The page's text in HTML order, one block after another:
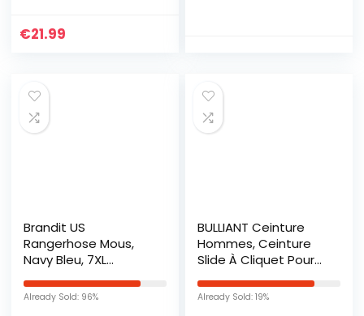
homme
€21.99
Brandit US
Rangerhose Mous,
Navy Bleu, 7XL
Already Sold: 96%
BULLIANT Ceinture
Hommes, Ceinture
Slide À Cliquet Pour
Véritable, Garniture
Already Sold: 19%